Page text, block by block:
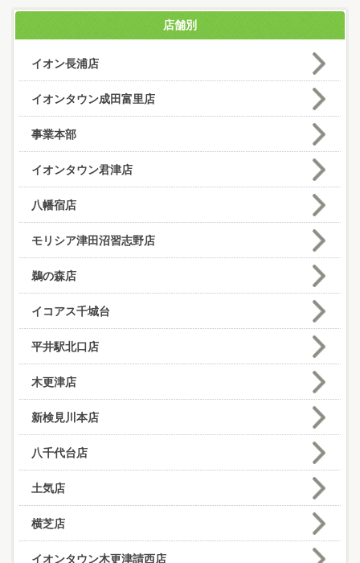
店舗別
イオン長浦店
イオンタウン成田富里店
事業本部
イオンタウン君津店
八幡宿店
モリシア津田沼習志野店
鵜の森店
イコアス千城台
平井駅北口店
木更津店
新検見川本店
八千代台店
土気店
横芝店
イオンタウン木更津請西店